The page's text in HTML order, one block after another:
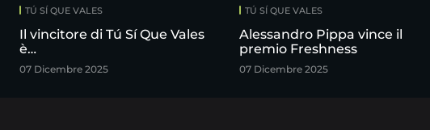
TÚ SÍ QUE VALES
Il vincitore di Tú Sí Que Vales
è…
07 Dicembre 2025
TÚ SÍ QUE VALES
Alessandro Pippa vince il
premio Freshness
07 Dicembre 2025